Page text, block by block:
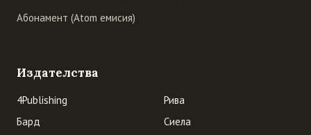
Абонамент (Atom емисия)
Издателства
4Publishing
Бард
Рива
Сиела